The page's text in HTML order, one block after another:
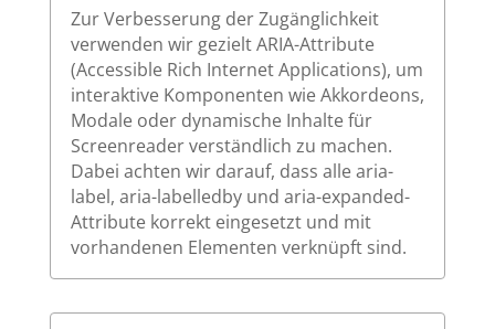
Zur Verbesserung der Zugänglichkeit
verwenden wir gezielt ARIA-Attribute
(Accessible Rich Internet Applications), um
interaktive Komponenten wie Akkordeons,
Modale oder dynamische Inhalte für
Screenreader verständlich zu machen.
Dabei achten wir darauf, dass alle aria-
label, aria-labelledby und aria-expanded-
Attribute korrekt eingesetzt und mit
vorhandenen Elementen verknüpft sind.